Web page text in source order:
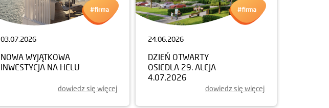
03.07.2026
NOWA WYJĄTKOWA
INWESTYCJA NA HELU
dowiedz się więcej
24.06.2026
DZIEŃ OTWARTY
OSIEDLA 29. ALEJA
4.07.2026
dowiedz się więcej